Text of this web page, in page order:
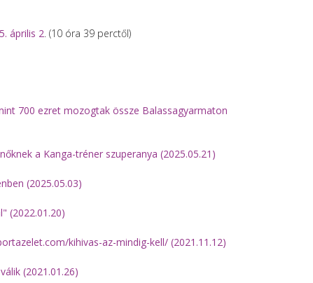
április 2. (10 óra 39 perctől)
700 ezret mozogtak össze Balassagyarmaton
a Kanga-tréner szuperanya (2025.05.21)
(2025.05.03)
(2022.01.20)
kihivas-az-mindig-kell/ (2021.11.12)
(2021.01.26)